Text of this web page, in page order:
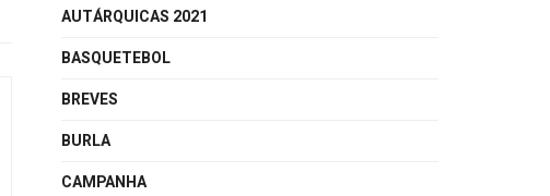
AUTÁRQUICAS 2021
BASQUETEBOL
BREVES
BURLA
CAMPANHA